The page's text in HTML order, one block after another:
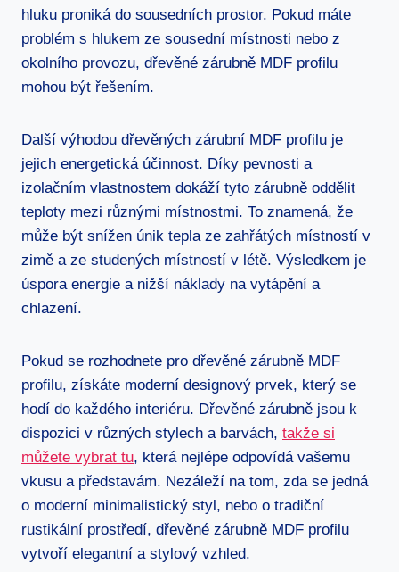
hluku proniká do sousedních prostor. Pokud máte
problém s hlukem ze sousední místnosti nebo z
okolního provozu, dřevěné zárubně MDF profilu
mohou být řešením.
Další výhodou dřevěných zárubní MDF profilu je
jejich energetická účinnost. Díky pevnosti a
izolačním vlastnostem dokáží tyto zárubně oddělit
teploty mezi různými místnostmi. To znamená, že
může být snížen únik tepla ze zahřátých místností v
zimě a ze studených místností v létě. Výsledkem je
úspora energie a nižší náklady na vytápění a
chlazení.
Pokud se rozhodnete pro dřevěné zárubně MDF
profilu, získáte moderní designový prvek, který se
hodí do každého interiéru. Dřevěné zárubně jsou k
dispozici v různých stylech a barvách, takže si
můžete vybrat tu, která nejlépe odpovídá vašemu
vkusu a představám. Nezáleží na tom, zda se jedná
o moderní minimalistický styl, nebo o tradiční
rustikální prostředí, dřevěné zárubně MDF profilu
vytvoří elegantní a stylový vzhled.